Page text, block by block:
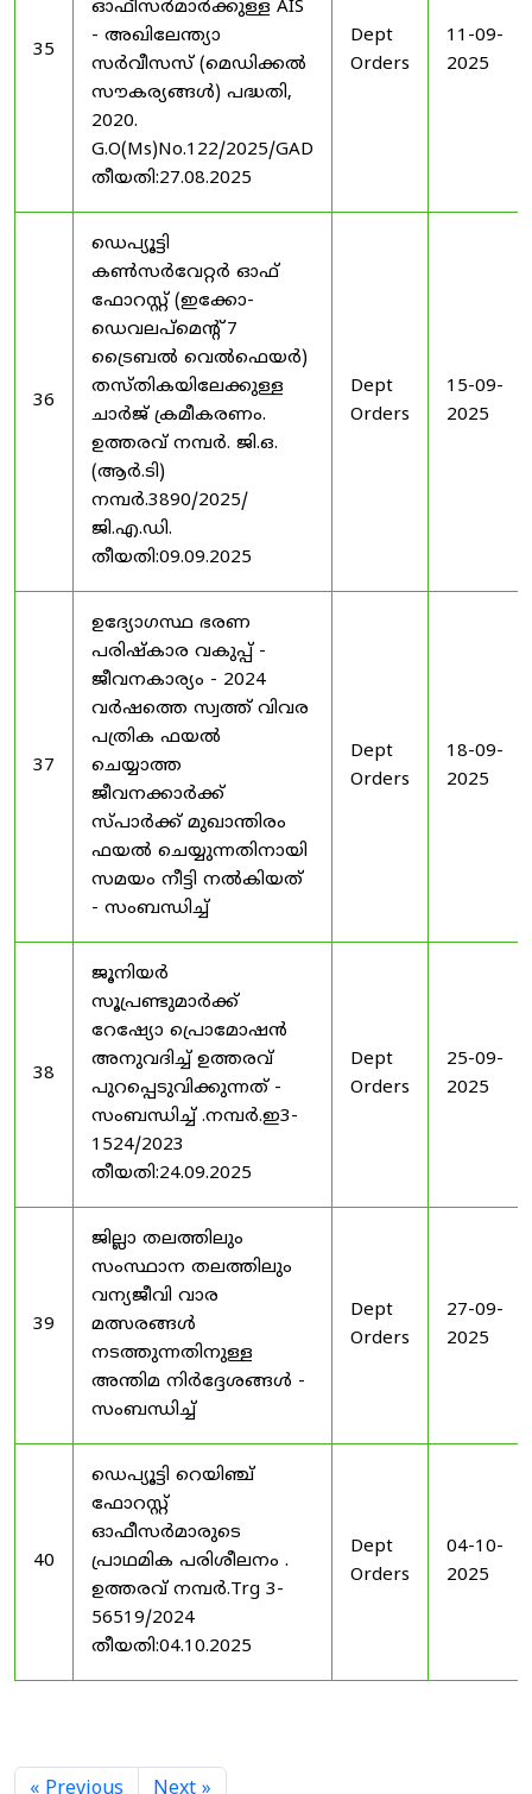
35
ഓഫീസർമാർക്കുള്ള AIS
- അഖിലേന്ത്യാ
സർവീസസ് (മെഡിക്കൽ
സൗകര്യങ്ങൾ) പദ്ധതി,
2020.
G.O(Ms)No.122/2025/GAD
തീയതി:27.08.2025
Dept
Orders
11-09-
2025
36
ഡെപ്യൂട്ടി
കൺസർവേറ്റർ ഓഫ്
ഫോറസ്റ്റ് (ഇക്കോ-
ഡെവലപ്മെന്റ് 7
ട്രൈബൽ വെൽഫെയർ)
തസ്തികയിലേക്കുള്ള
ചാർജ് ക്രമീകരണം.
ഉത്തരവ് നമ്പർ. ജി.ഒ.
(ആർ.ടി)
നമ്പർ.3890/2025/
ജി.എ.ഡി.
തീയതി:09.09.2025
Dept
Orders
15-09-
2025
37
ഉദ്യോഗസ്ഥ ഭരണ
പരിഷ്കാര വകുപ്പ് -
ജീവനകാര്യം - 2024
വർഷത്തെ സ്വത്ത് വിവര
പത്രിക ഫയൽ
ചെയ്യാത്ത
ജീവനക്കാർക്ക്
സ്പാർക്ക് മുഖാന്തിരം
ഫയൽ ചെയ്യുന്നതിനായി
സമയം നീട്ടി നൽകിയത്
- സംബന്ധിച്ച്
Dept
Orders
18-09-
2025
38
ജൂനിയർ
സൂപ്രണ്ടുമാർക്ക്
റേഷ്യോ പ്രൊമോഷൻ
അനുവദിച്ച് ഉത്തരവ്
പുറപ്പെടുവിക്കുന്നത് -
സംബന്ധിച്ച് .നമ്പർ.ഇ3-
1524/2023
തീയതി:24.09.2025
Dept
Orders
25-09-
2025
39
ജില്ലാ തലത്തിലും
സംസ്ഥാന തലത്തിലും
വന്യജീവി വാര
മത്സരങ്ങൾ
നടത്തുന്നതിനുള്ള
അന്തിമ നിർദ്ദേശങ്ങൾ -
സംബന്ധിച്ച്
Dept
Orders
27-09-
2025
40
ഡെപ്യൂട്ടി റെയിഞ്ച്
ഫോറസ്റ്റ്
ഓഫീസർമാരുടെ
പ്രാഥമിക പരിശീലനം .
ഉത്തരവ് നമ്പർ.Trg 3-
56519/2024
തീയതി:04.10.2025
Dept
Orders
04-10-
2025
« Previous Next »